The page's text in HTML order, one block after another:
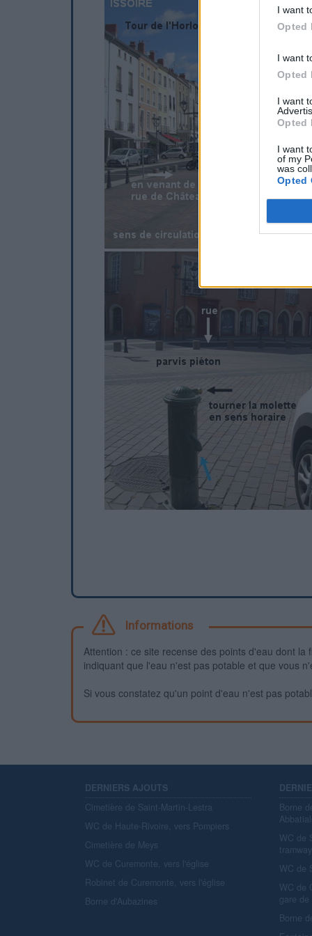
I want
Opted
I want
Opted
I want
Opted
I want
of my
was
Opted
Informations
Attention : ce site recense des points d'eau dont
indiquant que l'eau n'est pas potable et que vous
Si vous constatez qu'un point d'eau n'est pas
DERNIERS AJOUTS
Cimetière de Saint-Martin-Lestra
WC de Haute-Rivoire, vers Pompiers
Cimetière de Meys
WC de Curemonte, vers l'église
Robinet de Curemonte, vers l'église
Borne d'Aubazines
Borne
WC de
tramway
WC de
WC de
gare de
Borne